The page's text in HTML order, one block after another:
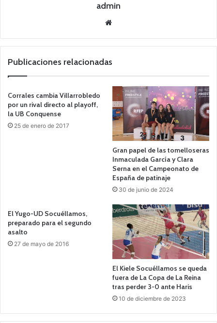
admin
we
Publicaciones relacionadas
Corrales cambia Villarrobledo
por un rival directo al playoff,
la UB Conquense
25 de enero de 2017
Gran papel de las tomelloseras
Inmaculada García y Clara
Serna en el Campeonato de
España de patinaje
30 de junio de 2024
El Yugo-UD Socuéllamos,
preparado para el segundo
asalto
27 de mayo de 2016
El Kiele Socuéllamos se queda
fuera de La Copa de La Reina
tras perder 3-0 ante Haris
10 de diciembre de 2023